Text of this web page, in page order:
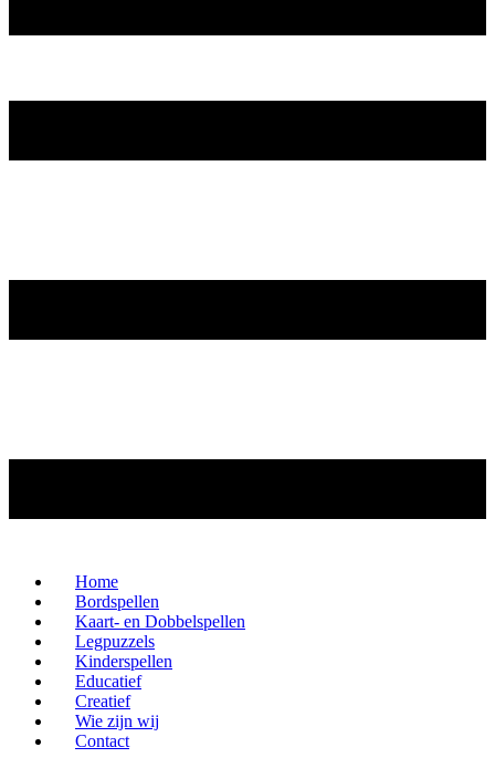
Home
Bordspellen
Kaart- en Dobbelspellen
Legpuzzels
Kinderspellen
Educatief
Creatief
Wie zijn wij
Contact